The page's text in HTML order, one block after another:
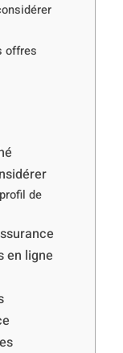
offres
de
en ligne